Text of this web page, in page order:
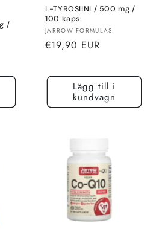
/
L-TYROSIINI / 500 mg /
100 kaps.
Säljare:
JARROW FORMULAS
Normalt
€19,90 EUR
Lägg till i
kundvagn